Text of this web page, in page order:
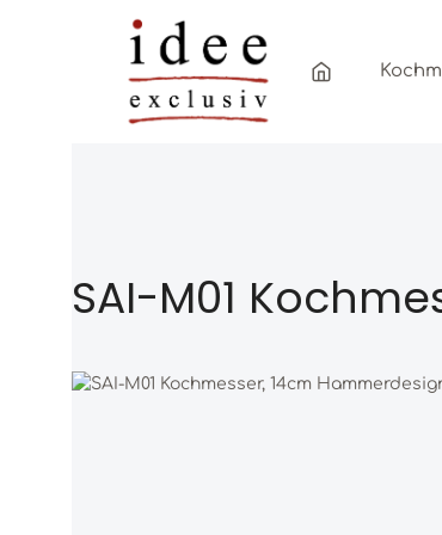
Zum Hauptinhalt springen
Zur Hauptnavigation springen
SAI-M01
Bildergalerie überspringen